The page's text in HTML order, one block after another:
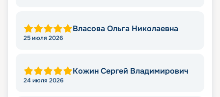
Власова Ольга Николаевна
25 июля 2026
Кожин Сергей Владимирович
24 июля 2026